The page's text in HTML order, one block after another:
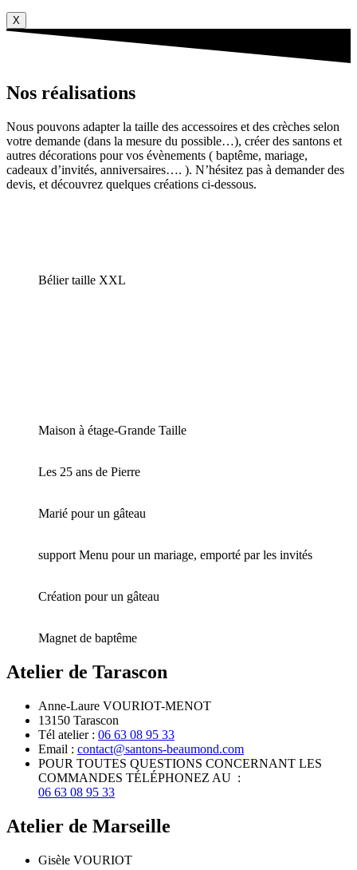
X
Nos réalisations
Nous pouvons adapter la taille des accessoires et des crèches selon
votre demande (dans la mesure du possible…), créer des santons et
autres décorations pour vos évènements ( baptême, mariage,
cadeaux d’invités, anniversaires…. ). N’hésitez pas à demander des
devis, et découvrez quelques créations ci-dessous.
Bélier taille XXL
Maison à étage-Grande Taille
Les 25 ans de Pierre
Marié pour un gâteau
support Menu pour un mariage, emporté par les invités
Création pour un gâteau
Magnet de baptême
Atelier de Tarascon
Anne-Laure VOURIOT-MENOT
13150 Tarascon
Tél atelier : 06 63 08 95 33
Email : contact@santons-beaumond.com
POUR TOUTES QUESTIONS CONCERNANT LES
COMMANDES TÉLÉPHONEZ AU :
06 63 08 95 33
Atelier de Marseille
Gisèle VOURIOT